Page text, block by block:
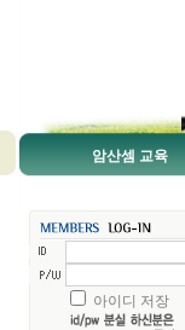
암산셈 교육
아이디 저장